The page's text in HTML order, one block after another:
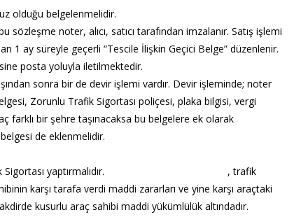
olduğu belgelenmelidir.
noter, alıcı, satıcı tarafından imzalanır. Satış işlemi
1 ay süreyle geçerli “Tescile İlişkin Geçici Belge” düzenlenir.
posta yoluyla iletilmektedir.
sonra bir de devir işlemi vardır. Devir işleminde; noter
Zorunlu Trafik Sigortası poliçesi, plaka bilgisi, vergi
farklı bir şehre taşınacaksa bu belgelere ek olarak
de eklenmelidir.
yaptırmalıdır.
, trafik
karşı tarafa verdi maddi zararları ve yine karşı araçtaki
kusurlu araç sahibi maddi yükümlülük altındadır.